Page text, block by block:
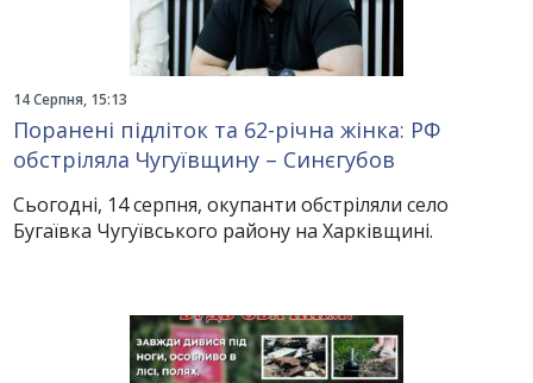
14 Серпня, 15:13
Поранені підліток та 62-річна жінка: РФ
обстріляла Чугуївщину – Синєгубов
Сьогодні, 14 серпня, окупанти обстріляли село
Бугаївка Чугуївського району на Харківщині.